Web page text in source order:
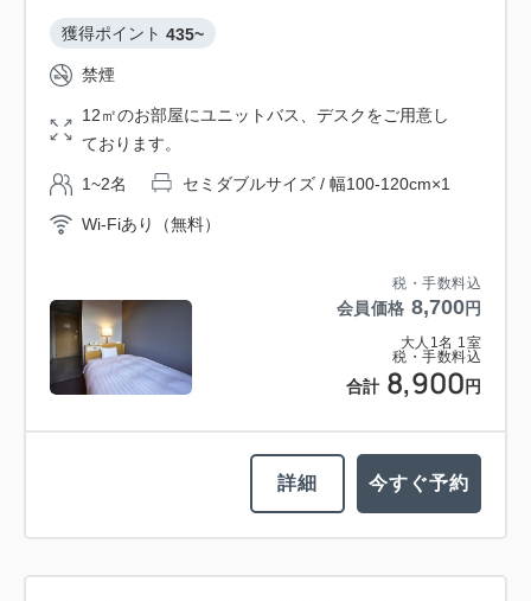
税・手数料込
会員価格 8,700円
大人 1名 1室
税・手数料込
合計 8,900 円
獲得ポイント 435~
禁煙
12㎡のお部屋にユニットバス、デスクをご用意し
ております。
1~2名 セミダブルサイズ / 幅100-120cm×1
Wi-Fiあり（無料）
詳細 今すぐ予約